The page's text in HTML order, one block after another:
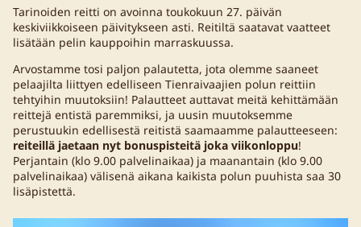
Tarinoiden reitti on avoinna toukokuun 27. päivän
keskiviikkoiseen päivitykseen asti. Reitiltä saatavat vaatteet
lisätään pelin kauppoihin marraskuussa.
Arvostamme tosi paljon palautetta, jota olemme saaneet
pelaajilta liittyen edelliseen Tienraivaajien polun reittiin
tehtyihin muutoksiin! Palautteet auttavat meitä kehittämään
reittejä entistä paremmiksi, ja uusin muutoksemme
perustuukin edellisestä reitistä saamaamme palautteeseen:
reiteillä jaetaan nyt bonuspisteitä joka viikonloppu!
Perjantain (klo 9.00 palvelinaikaa) ja maanantain (klo 9.00
palvelinaikaa) välisenä aikana kaikista polun puuhista saa 30
lisäpistettä.